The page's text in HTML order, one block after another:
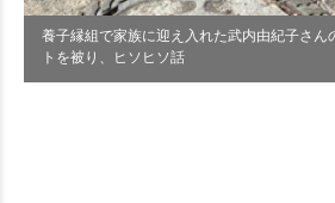
養子縁組で家族に迎え入れた武内由紀子さん
トを被り、ヒソヒソ話